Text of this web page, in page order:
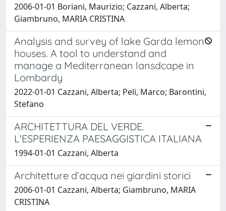
2006-01-01 Boriani, Maurizio; Cazzani, Alberta;
Giambruno, MARIA CRISTINA
Analysis and survey of lake Garda lemon
houses. A tool to understand and
manage a Mediterranean lansdcape in
Lombardy
2022-01-01 Cazzani, Alberta; Peli, Marco; Barontini,
Stefano
ARCHITETTURA DEL VERDE.
L'ESPERIENZA PAESAGGISTICA ITALIANA
1994-01-01 Cazzani, Alberta
Architetture d’acqua nei giardini storici
2006-01-01 Cazzani, Alberta; Giambruno, MARIA
CRISTINA